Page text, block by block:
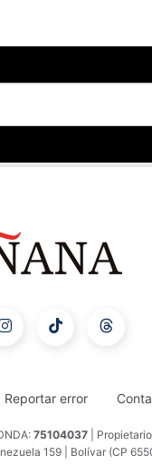
Reportar error
75104037 |
159 | Bolívar (CP